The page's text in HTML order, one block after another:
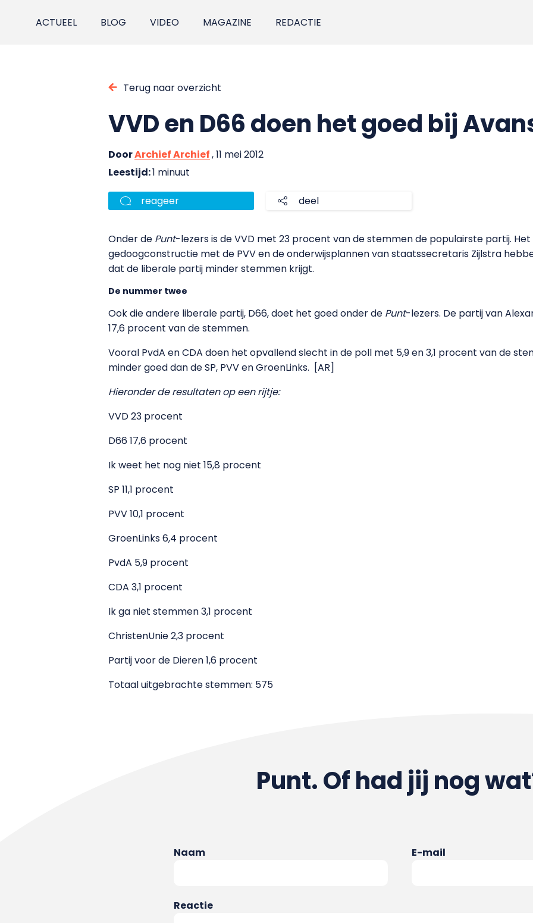
ACTUEEL BLOG VIDEO MAGAZINE REDACTIE
Terug naar overzicht
VVD en D66 doen het goed bij
DoorArchief Archief, 11 mei 2012
Leestijd:1 minuut
reageer deel
Onder de Punt-lezers is de VVD met 23 procent van de stemmen de populairste partij.
gedoogconstructie met de PVV en de onderwijsplannen van staatssecretaris Zijlstra
dat de liberale partij minder stemmen krijgt.
De nummer twee
Ook die andere liberale partij, D66, doet het goed onder de Punt-lezers. De partij van
17,6 procent van de stemmen.
Vooral PvdA en CDA doen het opvallend slecht in de poll met 5,9 en 3,1 procent van de
minder goed dan de SP, PVV en GroenLinks. [AR]
Hieronder de resultaten op een rijtje:
VVD 23 procent
D66 17,6 procent
Ik weet het nog niet 15,8 procent
SP 11,1 procent
PVV 10,1 procent
GroenLinks 6,4 procent
PvdA 5,9 procent
CDA 3,1 procent
Ik ga niet stemmen 3,1 procent
ChristenUnie 2,3 procent
Partij voor de Dieren 1,6 procent
Totaal uitgebrachte stemmen: 575
Punt. Of had jij nog
Naam E-mail
Reactie